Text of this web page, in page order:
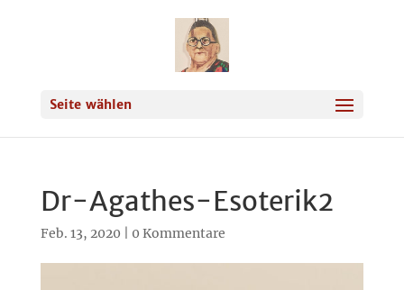
Seite wählen
Dr-Agathes-Esoterik2
Feb. 13, 2020 0 Kommentare